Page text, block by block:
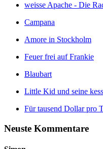
weisse Apache - Die
Campana
Amore in Stockholm
Feuer frei auf Frankie
Blaubart
Little Kid und seine
Für tausend Dollar pro
Neuste Kommentare